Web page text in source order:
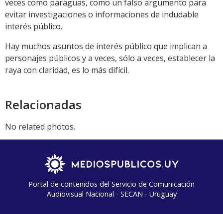
veces como paraguas, como un falso argumento para
evitar investigaciones o informaciones de indudable
interés público.
Hay muchos asuntos de interés público que implican a
personajes públicos y a veces, sólo a veces, establecer la
raya con claridad, es lo más difícil.
Relacionadas
No related photos.
Portal de contenidos del Servicio de Comunicación
Audiovisual Nacional - SECAN - Uruguay